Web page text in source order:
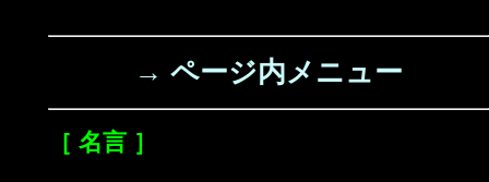
→ ページ内メニュー
［ 名言 ］